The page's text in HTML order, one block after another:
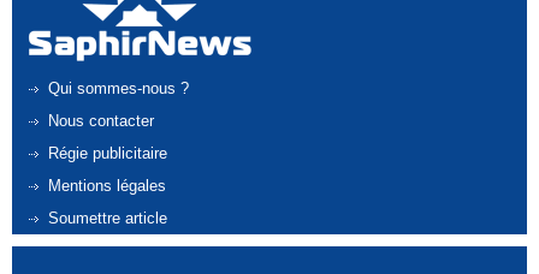
Qui sommes-nous ?
Nous contacter
Régie publicitaire
Mentions légales
Soumettre article